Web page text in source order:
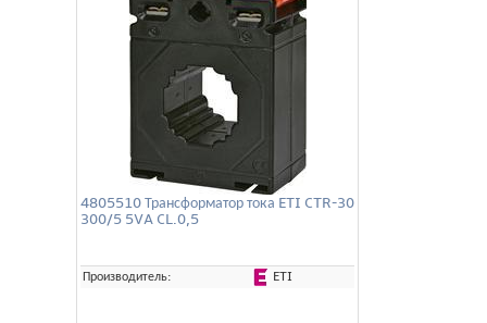
4805510 Трансформатор тока ETI CTR-30
300/5 5VA CL.0,5
Производитель: ETI